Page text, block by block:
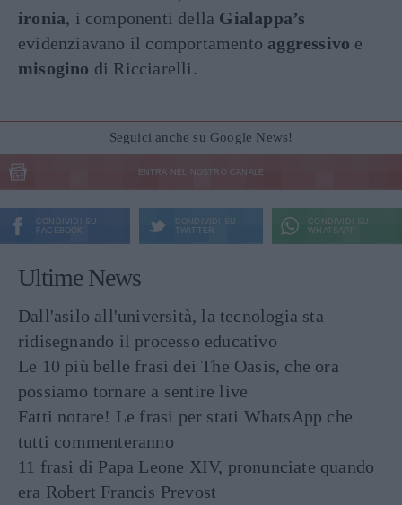
ironia, i componenti della Gialappa’s
evidenziavano il comportamento aggressivo e
misogino di Ricciarelli.
Seguici anche su Google News!
ENTRA NEL NOSTRO CANALE
CONDIVIDI SU
FACEBOOK
CONDIVIDI SU
TWITTER
CONDIVIDI SU
WHATSAPP
Ultime News
Dall'asilo all'università, la tecnologia sta
ridisegnando il processo educativo
Le 10 più belle frasi dei The Oasis, che ora
possiamo tornare a sentire live
Fatti notare! Le frasi per stati WhatsApp che
tutti commenteranno
11 frasi di Papa Leone XIV, pronunciate quando
era Robert Francis Prevost